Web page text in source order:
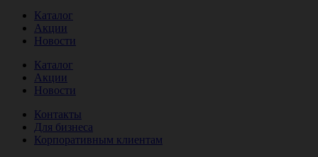
Каталог
Акции
Новости
Каталог
Акции
Новости
Контакты
Для бизнеса
Корпоративным клиентам